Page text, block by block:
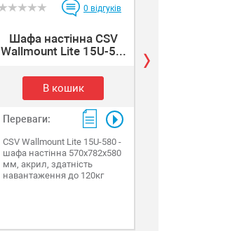
0 відгуків
Шафа настінна CSV
Wallmount Lite 15U-5...
В кошик
Переваги:
CSV Wallmount Lite 15U-580 -
шафа настінна 570х782х580
мм, акрил, здатність
навантаження до 120кг